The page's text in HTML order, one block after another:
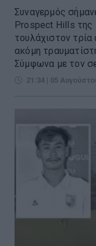
Συναγερμός
Prospect Hills της
τουλάχιστον
ακόμη
Σύμφωνα με τον
21:34 | 05